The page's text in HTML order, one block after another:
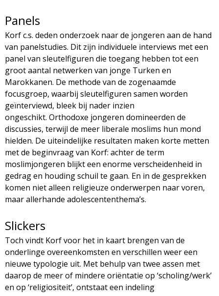
Panels
Korf c.s. deden onderzoek naar de jongeren aan de hand
van panelstudies. Dit zijn individuele interviews met een
panel van sleutelfiguren die toegang hebben tot een
groot aantal netwerken van jonge Turken en
Marokkanen. De methode van de zogenaamde
focusgroep, waarbij sleutelfiguren samen worden
geïnterviewd, bleek bij nader inzien
ongeschikt. Orthodoxe jongeren domineerden de
discussies, terwijl de meer liberale moslims hun mond
hielden. De uiteindelijke resultaten maken korte metten
met de beginvraag van Korf: achter de term
moslimjongeren blijkt een enorme verscheidenheid in
gedrag en houding schuil te gaan. En in de gesprekken
komen niet alleen religieuze onderwerpen naar voren,
maar allerhande adolescententhema’s.
Slickers
Toch vindt Korf voor het in kaart brengen van de
onderlinge overeenkomsten en verschillen weer een
nieuwe typologie uit. Met behulp van twee assen met
daarop de meer of mindere oriëntatie op ‘scholing/werk’
en op ‘religiositeit’, ontstaat een indeling